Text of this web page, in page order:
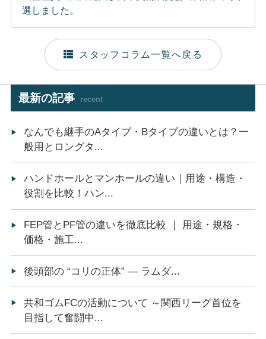
選しました。
スタッフコラム一覧へ戻る
最新の記事 recent
なんでも継手のAタイプ・Bタイプの違いとは？一
般用とロングタ...
ハンドホールとマンホールの違い｜用途・構造・
役割を比較！ハン...
FEP管とPF管の違いを徹底比較 ｜ 用途・規格・
価格・施工...
後頭部の “コリの正体” ― ラムダ...
共和ゴムFCの活動について ～関西リーグ首位を
目指して奮闘中...